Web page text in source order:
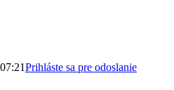
Prihláste sa pre odoslanie